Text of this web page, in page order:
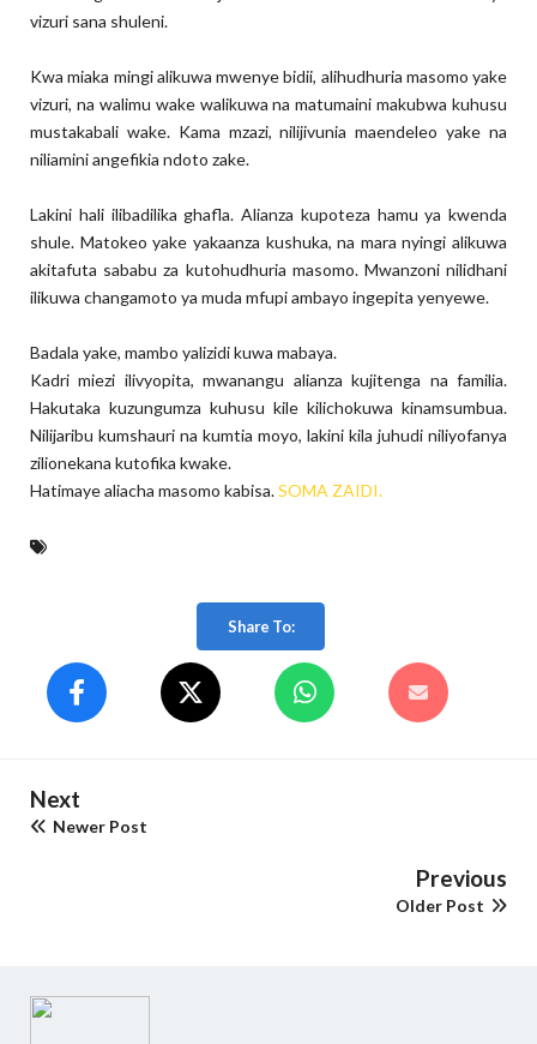
vizuri sana shuleni.
Kwa miaka mingi alikuwa mwenye bidii, alihudhuria masomo yake
vizuri, na walimu wake walikuwa na matumaini makubwa kuhusu
mustakabali wake. Kama mzazi, nilijivunia maendeleo yake na
niliamini angefikia ndoto zake.
Lakini hali ilibadilika ghafla. Alianza kupoteza hamu ya kwenda
shule. Matokeo yake yakaanza kushuka, na mara nyingi alikuwa
akitafuta sababu za kutohudhuria masomo. Mwanzoni nilidhani
ilikuwa changamoto ya muda mfupi ambayo ingepita yenyewe.
Badala yake, mambo yalizidi kuwa mabaya.
Kadri miezi ilivyopita, mwanangu alianza kujitenga na familia.
Hakutaka kuzungumza kuhusu kile kilichokuwa kinamsumbua.
Nilijaribu kumshauri na kumtia moyo, lakini kila juhudi niliyofanya
zilionekana kutofika kwake.
Hatimaye aliacha masomo kabisa.SOMA ZAIDI.
Share To:
Next
Newer Post
Previous
Older Post